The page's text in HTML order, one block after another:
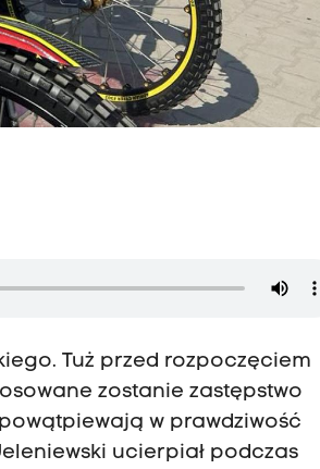
Tuż przed rozpoczęciem
zostanie zastępstwo
w prawdziwość
ucierpiał podczas